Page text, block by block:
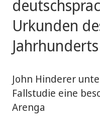
Urkunden
Jahrhunderts
John Hinderer
Fallstudie eine
Arenga